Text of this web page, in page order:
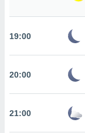
únicos
este sitio
de
19:00
20:00
21:00